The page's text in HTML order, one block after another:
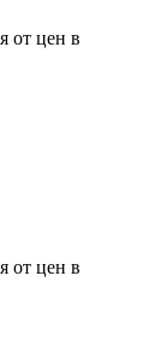
от цен в
от цен в